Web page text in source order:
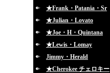
★Frank・Patania・Sr
★Julian・Lovato
★Joe・H・Quintana
★Lewis・Lomay
Jimmy・Herald
★Cherokee チェロキー